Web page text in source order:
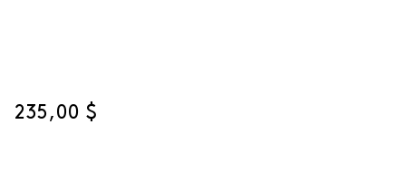
Prix actuel
235,00 $